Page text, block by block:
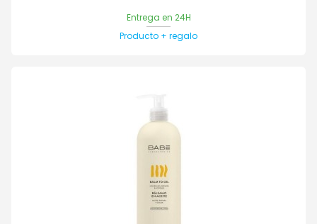
Entrega en 24H
Producto + regalo